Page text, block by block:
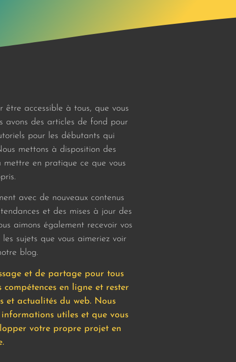
accessible à tous, que vous
avons des articles de fond pour
pour les débutants qui
mettons à disposition des
mettre en pratique ce que vous
avec de nouveaux contenus
et des mises à jour des
aimons également recevoir vos
sujets que vous aimeriez voir
blog.
et de partage pour tous
en ligne et rester
et actualités du web. Nous
utiles et que vous
votre propre projet en